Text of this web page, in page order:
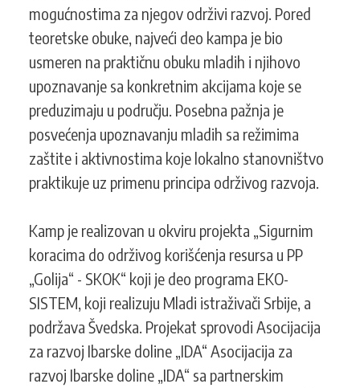
mogućnostima za njegov održivi razvoj. Pored
teoretske obuke, najveći deo kampa je bio
usmeren na praktičnu obuku mladih i njihovo
upoznavanje sa konkretnim akcijama koje se
preduzimaju u području. Posebna pažnja je
posvećenja upoznavanju mladih sa režimima
zaštite i aktivnostima koje lokalno stanovništvo
praktikuje uz primenu principa održivog razvoja.
Kamp je realizovan u okviru projekta „Sigurnim
koracima do održivog korišćenja resursa u PP
„Golija“ - SKOK“ koji je deo programa EKO-
SISTEM, koji realizuju Mladi istraživači Srbije, a
podržava Švedska. Projekat sprovodi Asocijacija
za razvoj Ibarske doline „IDA“ Asocijacija za
razvoj Ibarske doline „IDA“ sa partnerskim